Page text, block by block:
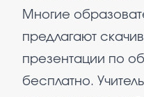
Многие
предлагают
презентации по
бесплатно.